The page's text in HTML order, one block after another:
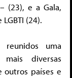
(23), e a Gala,
(24).
reunidos uma
diversas
outros países e